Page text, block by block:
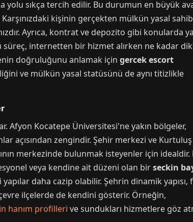
sıkça tercih edilir. Bu durumun en büyük
kişinin gerçekten mülkün yasal
Ayrıca, kontrat ve depozito gibi konularda
süreç, internetten bir hizmet alırken ne kadar
doğruluğunu anlamak için gercek escort
ve mülkün yasal statüsünü de aynı titizlikle
Afyon Kocatepe Üniversitesi'ne yakın bölgeler,
açısından zengindir. Şehir merkezi ve Kurtuluş
merkezinde bulunmak isteyenler için idealdir.
veya kendine ait düzeni olan birseckin
daha cazip olabilir. Şehrin dinamik yapısı,
ilçelerde de kendini gösterir. Örneğin,
hanım profilleri ve sundukları hizmetlere göz